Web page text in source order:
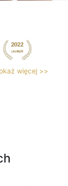
więcej >>